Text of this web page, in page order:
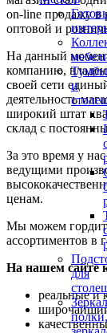
Тумбы
и
для
полки,
on-line продажу в
оптовой и
На данный
компанию,
своей сети
деятельность
широкий штат
склад c
За это время у
ведущими
ценам.
Мы можем
ассортиментов в
На нашем сайте
реальные и